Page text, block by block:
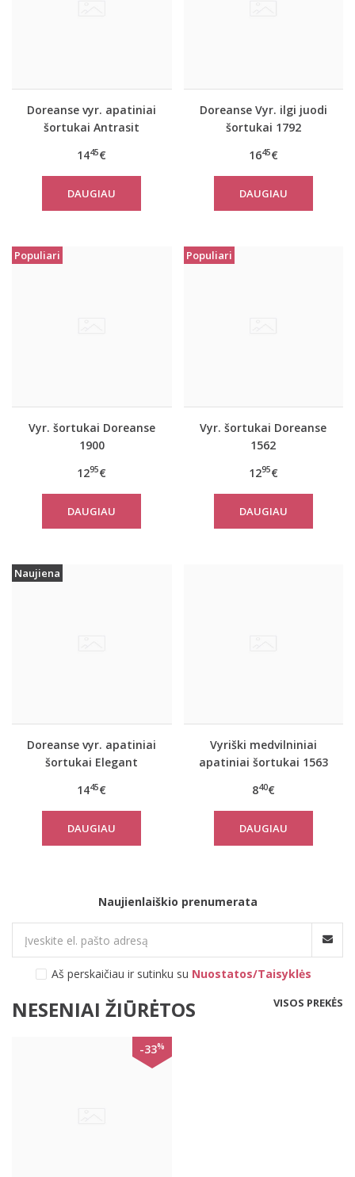
Doreanse vyr. apatiniai
šortukai Antrasit
1445€
DAUGIAU
Doreanse Vyr. ilgi juodi
šortukai 1792
1645€
DAUGIAU
Populiari
Vyr. šortukai Doreanse
1900
1295€
DAUGIAU
Populiari
Vyr. šortukai Doreanse
1562
1295€
DAUGIAU
Naujiena
Doreanse vyr. apatiniai
šortukai Elegant
1445€
DAUGIAU
Vyriški medvilniniai
apatiniai šortukai 1563
840€
DAUGIAU
Naujienlaiškio prenumerata
Aš perskaičiau ir sutinku su Nuostatos/Taisyklės
NESENIAI ŽIŪRĖTOS VISOS PREKĖS
-33%